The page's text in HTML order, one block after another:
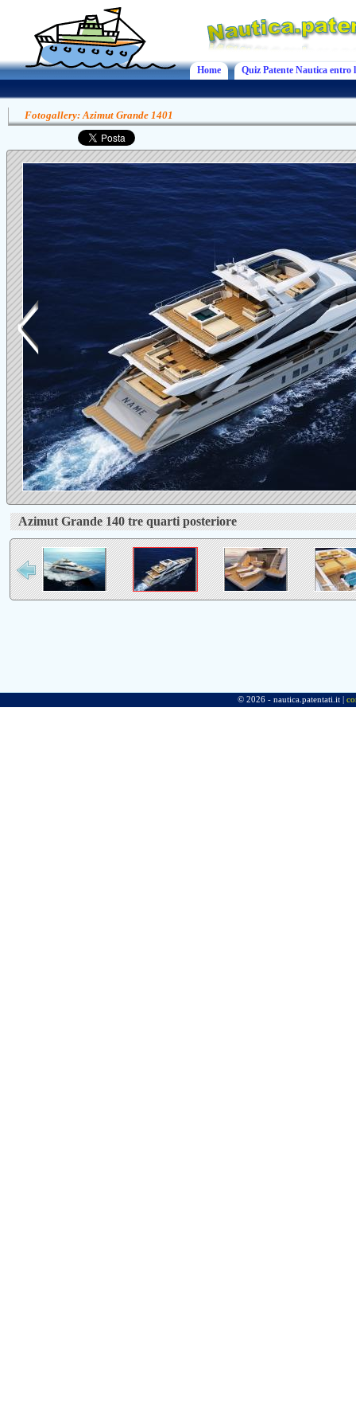
Home Quiz Patente Nautica entro
Fotogallery: Azimut Grande 1401
Azimut Grande 140 tre quarti posteriore
© 2026 - nautica.patentati.it |